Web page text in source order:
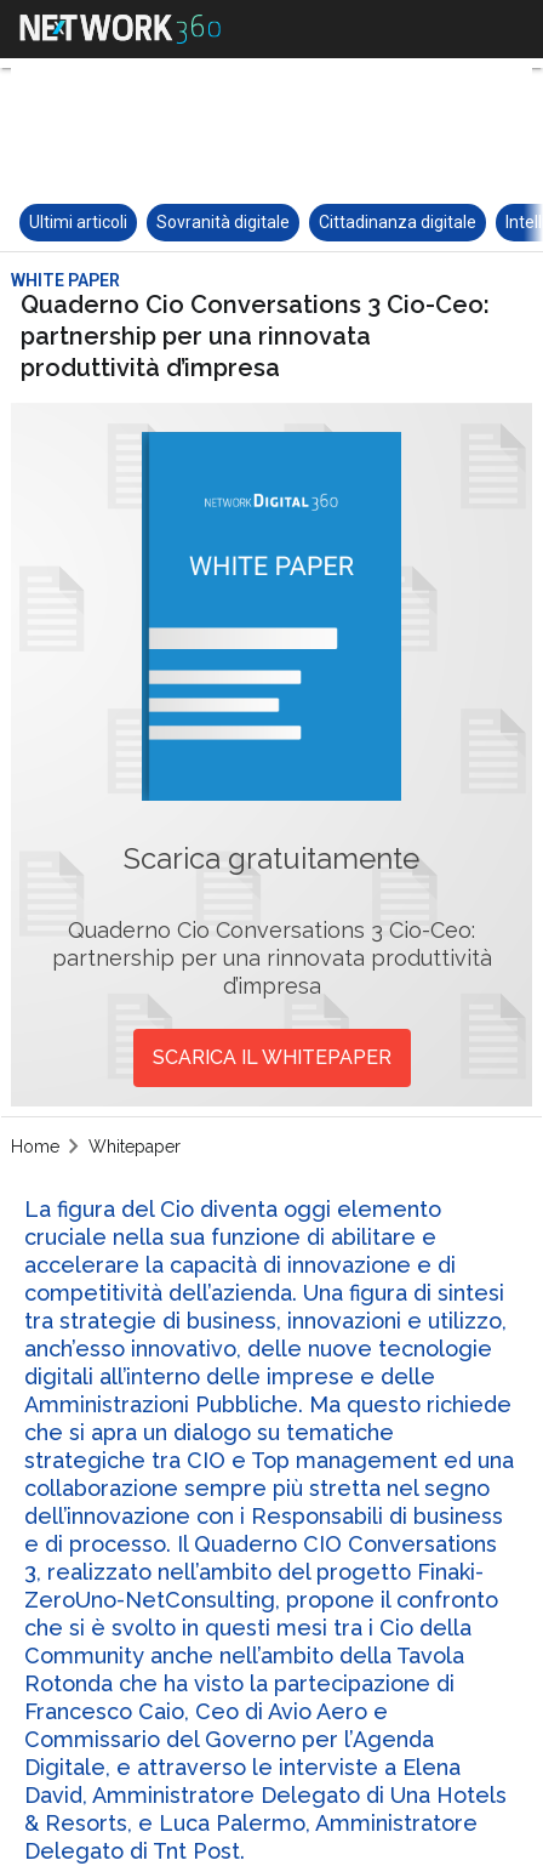
Ultimi articoli Sovranità digitale Cittadinanza digitale
WHITE PAPER
Quaderno Cio Conversations 3 Cio-Ceo:
partnership per una rinnovata
produttività d’impresa
Scarica gratuitamente
Quaderno Cio Conversations 3 Cio-Ceo:
partnership per una rinnovata produttività
d’impresa
SCARICA IL WHITEPAPER
Home Whitepaper
La figura del Cio diventa oggi elemento
cruciale nella sua funzione di abilitare e
accelerare la capacità di innovazione e di
competitività dell’azienda. Una figura di sintesi
tra strategie di business, innovazioni e utilizzo,
anch’esso innovativo, delle nuove tecnologie
digitali all’interno delle imprese e delle
Amministrazioni Pubbliche. Ma questo richiede
che si apra un dialogo su tematiche
strategiche tra CIO e Top management ed una
collaborazione sempre più stretta nel segno
dell’innovazione con i Responsabili di business
e di processo. Il Quaderno CIO Conversations
3, realizzato nell’ambito del progetto Finaki-
ZeroUno-NetConsulting, propone il confronto
che si è svolto in questi mesi tra i Cio della
Community anche nell’ambito della Tavola
Rotonda che ha visto la partecipazione di
Francesco Caio, Ceo di Avio Aero e
Commissario del Governo per l’Agenda
Digitale, e attraverso le interviste a Elena
David, Amministratore Delegato di Una Hotels
& Resorts, e Luca Palermo, Amministratore
Delegato di Tnt Post.